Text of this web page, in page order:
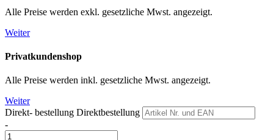
Alle Preise werden exkl. gesetzliche Mwst. angezeigt.
Weiter
Privatkundenshop
Alle Preise werden inkl. gesetzliche Mwst. angezeigt.
Weiter
Direkt- bestellung Direktbestellung
-